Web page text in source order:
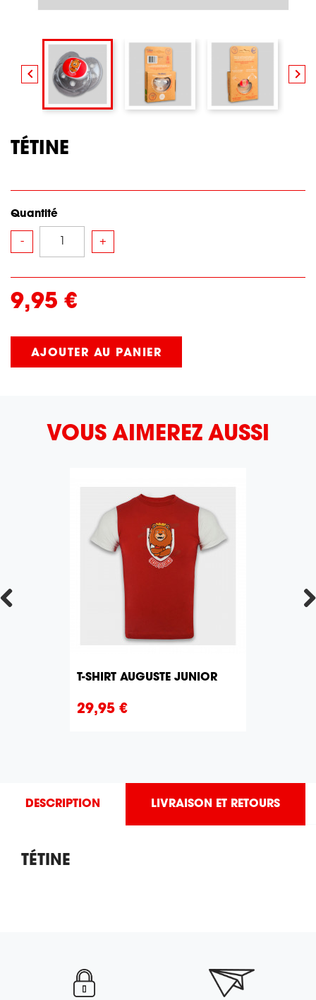
 
TÉTINE
Quantité
- +
9,95 €
AJOUTER AU PANIER
VOUS AIMEREZ AUSSI
T-SHIRT AUGUSTE JUNIOR
Prix
29,95 €
DESCRIPTION LIVRAISON ET RETOURS
TÉTINE